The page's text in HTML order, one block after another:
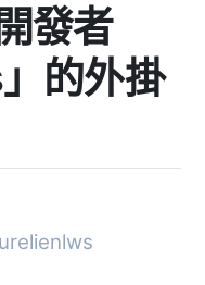
發者
的外掛